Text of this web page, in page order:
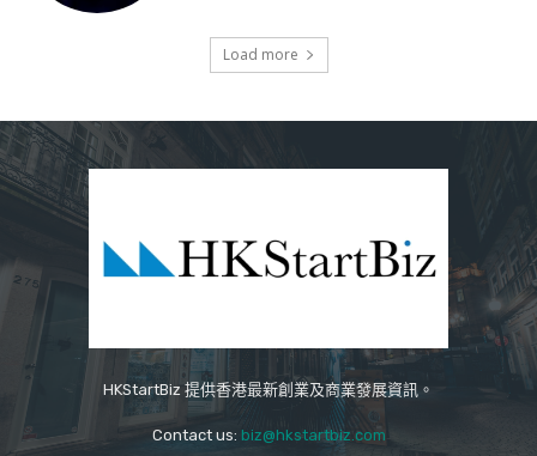
Load more
HKStartBiz 提供香港最新創業及商業發展資訊。
Contact us: biz@hkstartbiz.com